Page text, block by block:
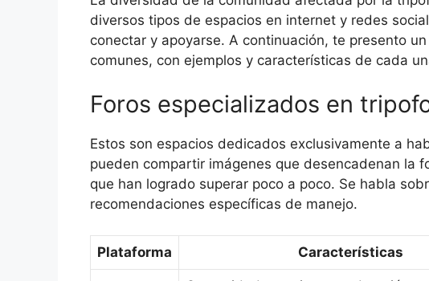
diversos tipos de espacios en internet y redes
conectar y apoyarse. A continuación, te presento
comunes, con ejemplos y características de cada
Foros especializados en
Estos son espacios dedicados exclusivamente a
pueden compartir imágenes que desencadenan la
que han logrado superar poco a poco. Se habla
recomendaciones específicas de manejo.
Plataforma Características